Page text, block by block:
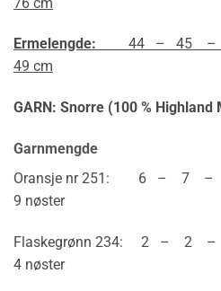
Ermelengde: 44 – 45 –
49 cm
GARN: Snorre (100 % Highland
Garnmengde
Oransje nr 251: 6
9 nøster
Flaskegrønn 234: 2
4 nøster